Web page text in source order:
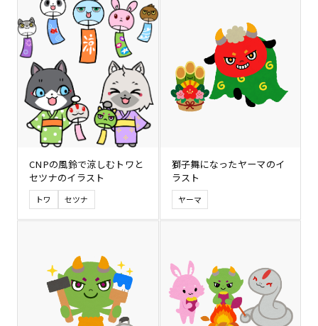
CNPの風鈴で涼しむトワと
セツナのイラスト
トワ セツナ
獅子舞になったヤーマのイ
ラスト
ヤーマ